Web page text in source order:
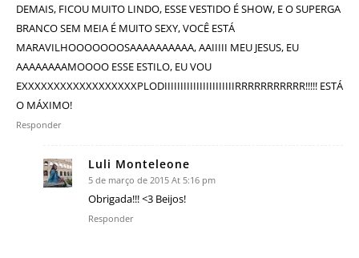
DEMAIS, FICOU MUITO LINDO, ESSE VESTIDO É SHOW, E O SUPERGA
BRANCO SEM MEIA É MUITO SEXY, VOCÊ ESTÁ
MARAVILHOOOOOOOSAAAAAAAAAA, AAIIIII MEU JESUS, EU
AAAAAAAAMOOOO ESSE ESTILO, EU VOU
EXXXXXXXXXXXXXXXXXXPLODIIIIIIIIIIIIIIIIIIIIIIRRRRRRRRRRR!!!!! ESTÁ
O MÁXIMO!
Responder
Luli Monteleone
5 de março de 2015 At 5:16 pm
Obrigada!!! <3 Beijos!
Responder